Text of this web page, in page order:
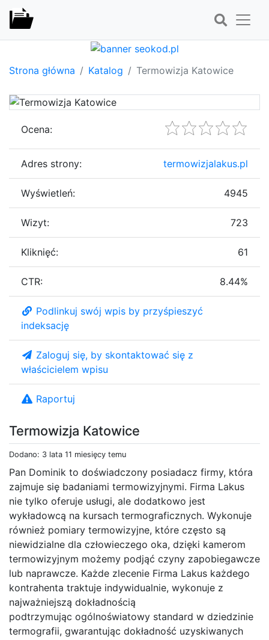
Strona główna Katalog Termowizja Katowice
Termowizja Katowice
Dodano: 3 lata 11 miesięcy temu
Pan Dominik to doświadczony posiadacz firmy, która
zajmuje się badaniami termowizyjnymi. Firma Lakus
nie tylko oferuje usługi, ale dodatkowo jest
wykładowcą na kursach termograficznych. Wykonuje
również pomiary termowizyjne, które często są
niewidzialne dla człowieczego oka, dzięki kamerom
termowizyjnym możemy podjąć czyny zapobiegawcze
lub naprawcze. Każde zlecenie Firma Lakus każdego
kontrahenta traktuje indywidualnie, wykonuje z
najważniejszą dokładnością
podtrzymując ogólnoświatowy standard w dziedzinie
termografii, gwarantując dokładność uzyskiwanych
Ocena:
Adres strony: termowizjalakus.pl
Wyświetleń: 4945
Wizyt: 723
Kliknięć: 61
CTR: 8.44%
Podlinkuj swój wpis by przyśpieszyć
indeksację
Zaloguj się, by skontaktować się z
właścicielem wpisu
Raportuj